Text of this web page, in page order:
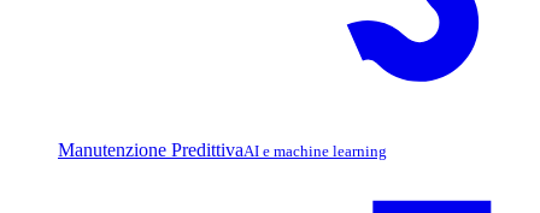
Manutenzione PredittivaAI e machine learning